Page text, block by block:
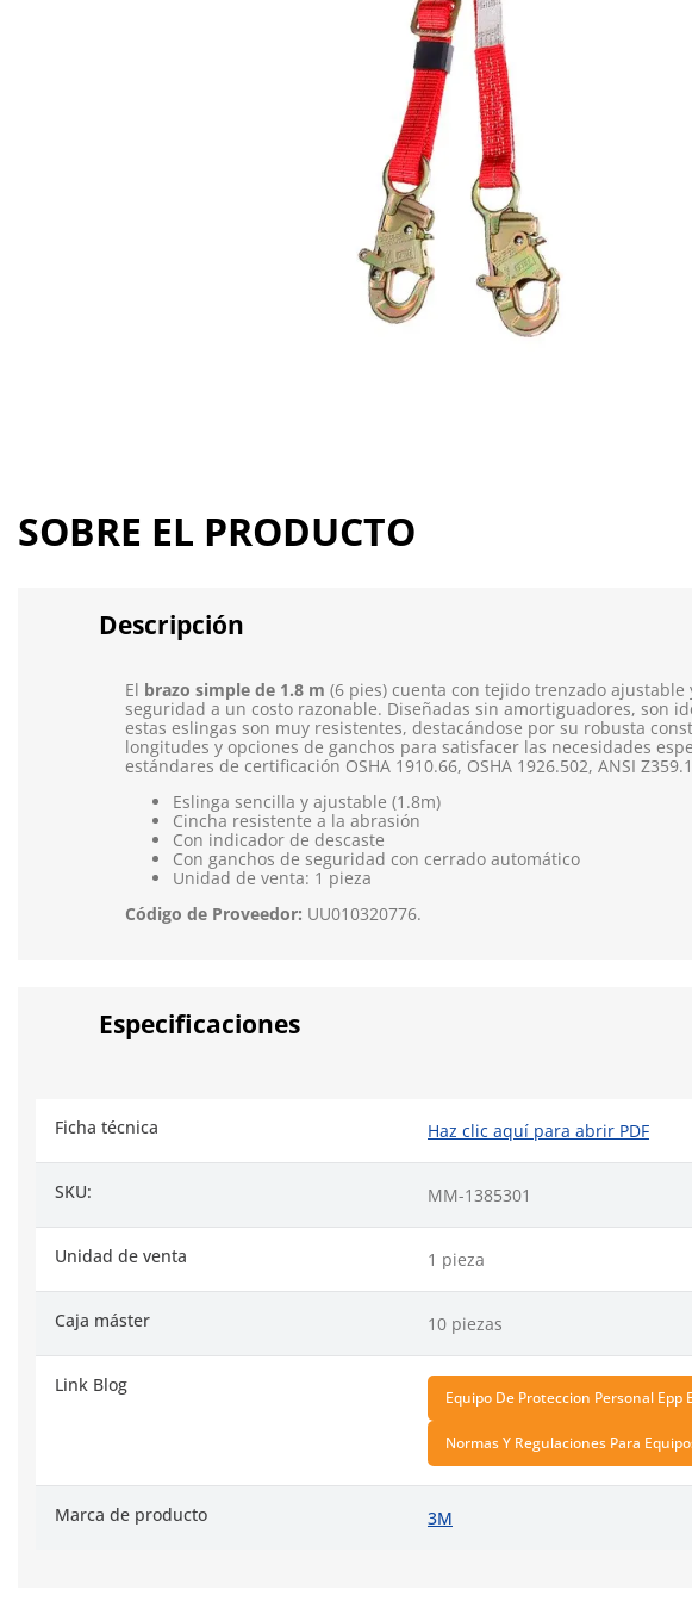
SOBRE EL PRODUCTO
Descripción
El brazo simple de 1.8 m (6 pies) cuenta con tejido trenzado
seguridad a un costo razonable. Diseñadas sin amortiguadores, son
estas eslingas son muy resistentes, destacándose por su robusta
longitudes y opciones de ganchos para satisfacer las necesidades
estándares de certificación OSHA 1910.66, OSHA 1926.502, ANSI
Eslinga sencilla y ajustable (1.8m)
Cincha resistente a la abrasión
Con indicador de descaste
Con ganchos de seguridad con cerrado automático
Unidad de venta: 1 pieza
Código de Proveedor: UU010320776.
Especificaciones
Ficha técnica Haz clic aquí para abrir PDF
SKU: MM-1385301
Unidad de venta 1 pieza
Caja máster 10 piezas
Link Blog
Equipo De Proteccion Personal
Normas Y Regulaciones Para
Marca de producto 3M